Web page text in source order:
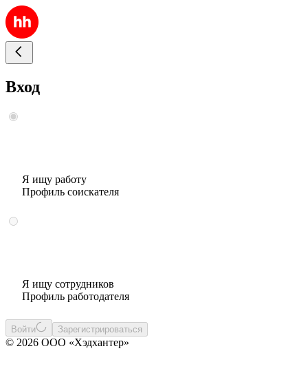
Вход
Я ищу работу
Профиль соискателя
Я ищу сотрудников
Профиль работодателя
Войти Зарегистрироваться
© 2026 ООО «Хэдхантер»